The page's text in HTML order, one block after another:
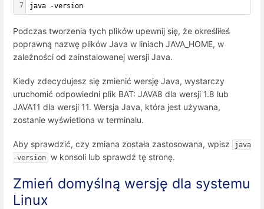
7
java -version
Podczas tworzenia tych plików upewnij się, że określiłeś
poprawną nazwę plików Java w liniach JAVA_HOME, w
zależności od zainstalowanej wersji Java.
Kiedy zdecydujesz się zmienić wersję Java, wystarczy
uruchomić odpowiedni plik BAT: JAVA8 dla wersji 1.8 lub
JAVA11 dla wersji 11. Wersja Java, która jest używana,
zostanie wyświetlona w terminalu.
Aby sprawdzić, czy zmiana została zastosowana, wpisz
java
-version w konsoli lub sprawdź tę stronę.
Zmień domyślną wersję dla systemu
Linux